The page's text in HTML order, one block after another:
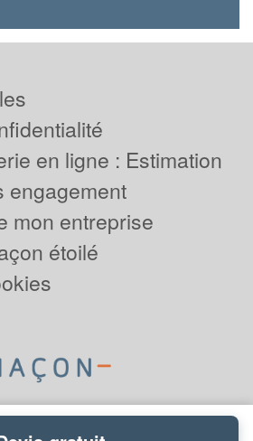
en ligne : Estimation
engagement
mon entreprise
étoilé